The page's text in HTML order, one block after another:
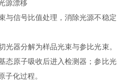
源漂移
信号比值处理，消除光源不稳定
器分解为样品光束与参比光束。
态原子吸收后进入检测器；参比光
子化过程。